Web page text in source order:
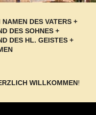
NAMEN DES VATERS +
DES SOHNES +
DES HL. GEISTES +
WILLKOMMEN!